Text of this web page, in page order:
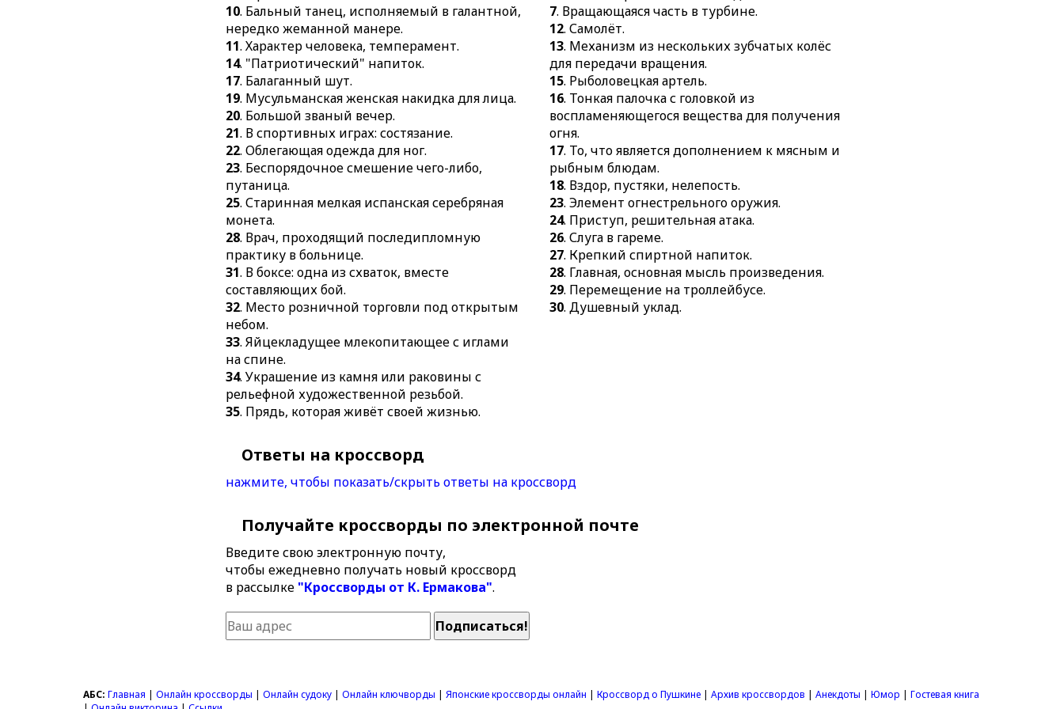
10. Бальный танец, исполняемый в галантной,
нередко жеманной манере.
11. Характер человека, темперамент.
14. "Патриотический" напиток.
17. Балаганный шут.
19. Мусульманская женская накидка для лица.
20. Большой званый вечер.
21. В спортивных играх: состязание.
22. Облегающая одежда для ног.
23. Беспорядочное смешение чего-либо,
путаница.
25. Старинная мелкая испанская серебряная
монета.
28. Врач, проходящий последипломную
практику в больнице.
31. В боксе: одна из схваток, вместе
составляющих бой.
32. Место розничной торговли под открытым
небом.
33. Яйцекладущее млекопитающее с иглами
на спине.
34. Украшение из камня или раковины с
рельефной художественной резьбой.
35. Прядь, которая живёт своей жизнью.
7. Вращающаяся часть в турбине.
12. Самолёт.
13. Механизм из нескольких зубчатых колёс
для передачи вращения.
15. Рыболовецкая артель.
16. Тонкая палочка с головкой из
воспламеняющегося вещества для получения
огня.
17. То, что является дополнением к мясным и
рыбным блюдам.
18. Вздор, пустяки, нелепость.
23. Элемент огнестрельного оружия.
24. Приступ, решительная атака.
26. Слуга в гареме.
27. Крепкий спиртной напиток.
28. Главная, основная мысль произведения.
29. Перемещение на троллейбусе.
30. Душевный уклад.
Ответы на кроссворд
нажмите, чтобы показать/скрыть ответы на кроссворд
Получайте кроссворды по электронной почте
Введите свою электронную почту,
чтобы ежедневно получать новый кроссворд
в рассылке "Кроссворды от К. Ермакова".
АБС: Главная |Онлайн кроссворды |Онлайн судоку |Онлайн ключворды |Японские кроссворды онлайн |Кроссворд о Пушкине |Архив кроссвордов |Анекдоты |Юмор |Гостевая книга